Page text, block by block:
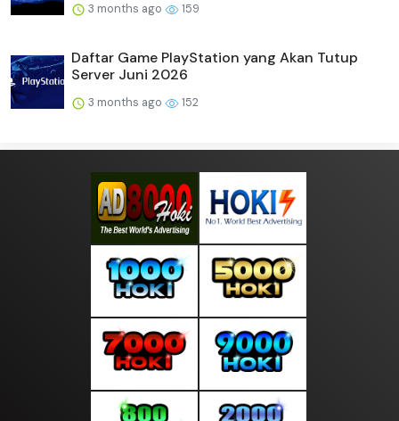
3 months ago 159
Daftar Game PlayStation yang Akan Tutup
Server Juni 2026
3 months ago 152